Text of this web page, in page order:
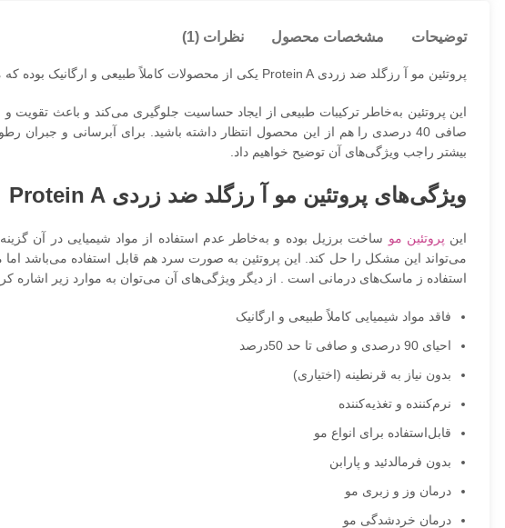
توضیحات مشخصات محصول نظرات (1)
پروتئین مو آ رزگلد ضد زردی Protein A یکی از محصولات کاملاً طبیعی و ارگانیک بوده که ماندگاری بسیار بالایی دارد. این محصول فوق‌العاده با ترکیبات بنفش ضد زردی مو است.
بیشتر راجب ویژگی‌های آن توضیح خواهیم داد.
ویژگی‌های پروتئین مو آ رزگلد ضد زردی Protein A
این پروتئین مو
استفاده ز ماسک‎‌های درمانی است . از دیگر ویژگی‌های آن می‌توان به موارد زیر اشاره کرد:
فاقد مواد شیمیایی کاملاً طبیعی و ارگانیک
احیای 90 درصدی و صافی تا حد 50درصد
بدون نیاز به قرنطینه (اختیاری)
نرم‌کننده و تغذیه‌کننده
قابل‌استفاده برای انواع مو
بدون فرمالدئید و پارابن
درمان وز و زبری مو
درمان خردشدگی مو